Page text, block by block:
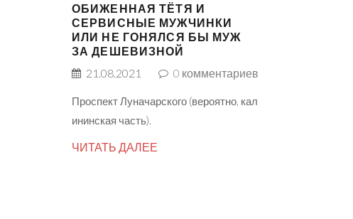
ОБИЖЕННАЯ ТЁТЯ И
СЕРВИСНЫЕ МУЖЧИНКИ
ИЛИ НЕ ГОНЯЛСЯ БЫ МУЖ
ЗА ДЕШЕВИЗНОЙ
21.08.2021
0 комментариев
Проспект Луначарского (вероятно, кал
ининская часть).
ЧИТАТЬ ДАЛЕЕ